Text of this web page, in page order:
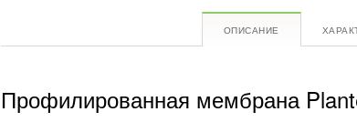
ОПИСАНИЕ
Профилированная мембрана